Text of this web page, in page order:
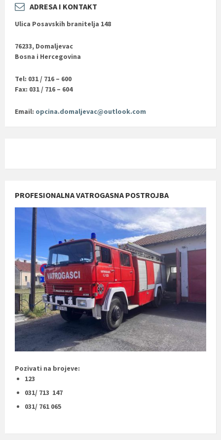
ADRESA I KONTAKT
Ulica Posavskih branitelja 148
76233, Domaljevac
Bosna i Hercegovina
Tel: 031 / 716 – 600
Fax: 031 / 716 – 604
Email: opcina.domaljevac@outlook.com
PROFESIONALNA VATROGASNA POSTROJBA
Pozivati na brojeve:
123
031/ 713 147
031/ 761 065